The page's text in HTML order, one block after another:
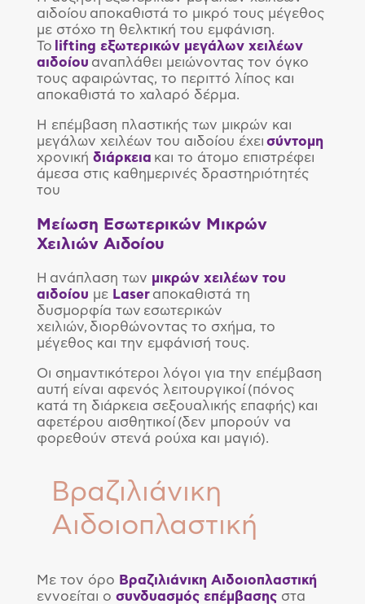
αιδοίου αποκαθιστά το μικρό τους μέγεθος
με στόχο τη θελκτική του εμφάνιση.
Το lifting εξωτερικών μεγάλων χειλέων
αιδοίου αναπλάθει μειώνοντας τον όγκο
τους αφαιρώντας, το περιττό λίπος και
αποκαθιστά το χαλαρό δέρμα.
Η επέμβαση πλαστικής των μικρών και
μεγάλων χειλέων του αιδοίου έχει σύντομη
χρονική διάρκεια και το άτομο επιστρέφει
άμεσα στις καθημερινές δραστηριότητές
του
Μείωση Εσωτερικών Μικρών
Χειλιών Αιδοίου
Η ανάπλαση των μικρών χειλέων του
αιδοίου με Laserαποκαθιστά τη
δυσμορφία των εσωτερικών
χειλιών, διορθώνοντας το σχήμα, το
μέγεθος και την εμφάνισή τους.
Οι σημαντικότεροι λόγοι για την επέμβαση
αυτή είναι αφενός λειτουργικοί (πόνος
κατά τη διάρκεια σεξουαλικής επαφής) και
αφετέρου αισθητικοί (δεν μπορούν να
φορεθούν στενά ρούχα και μαγιό).
Βραζιλιάνικη
Αιδοιοπλαστική
Με τον όρο Βραζιλιάνικη Αιδοιοπλαστική
εννοείται o συνδυασμός επέμβασηςστα